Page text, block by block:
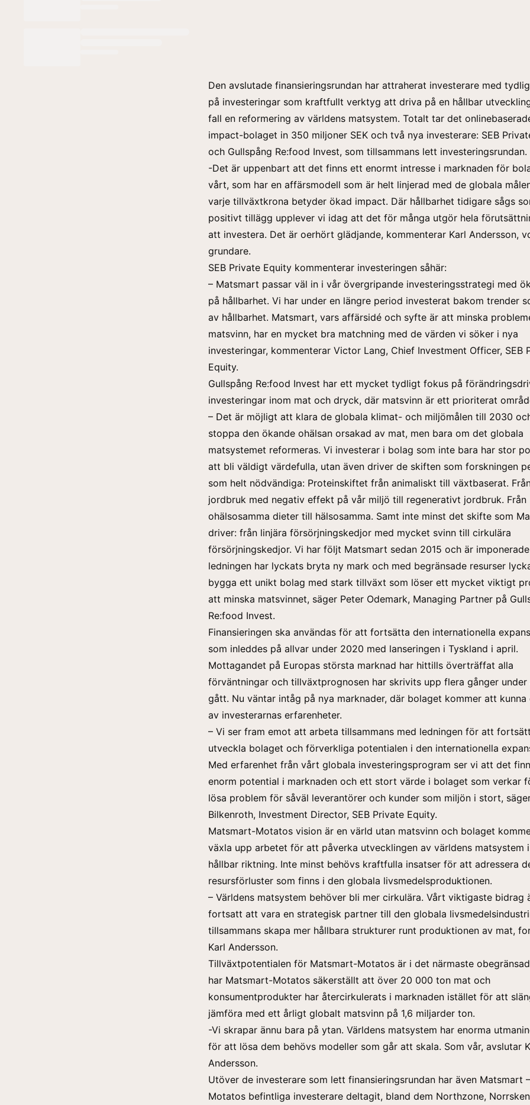
Den avslutade finansieringsrundan har attraherat investerare med
på investeringar som kraftfullt verktyg att driva på en hållbar
fall en reformering av världens matsystem. Totalt tar det
impact-bolaget in 350 miljoner SEK och två nya investerare: SEB
och Gullspång Re:food Invest, som tillsammans lett investeringsrundan.
-Det är uppenbart att det finns ett enormt intresse i marknaden för
vårt, som har en affärsmodell som är helt linjerad med de globala
varje tillväxtkrona betyder ökad impact. Där hållbarhet tidigare sågs
positivt tillägg upplever vi idag att det för många utgör hela
att investera. Det är oerhört glädjande, kommenterar Karl Andersson,
grundare.
SEB Private Equity kommenterar investeringen såhär:
– Matsmart passar väl in i vår övergripande investeringsstrategi med
på hållbarhet. Vi har under en längre period investerat bakom trender
av hållbarhet. Matsmart, vars affärsidé och syfte är att minska
matsvinn, har en mycket bra matchning med de värden vi söker i nya
investeringar, kommenterar Victor Lang, Chief Investment Officer, SEB
Equity.
Gullspång Re:food Invest har ett mycket tydligt fokus på
investeringar inom mat och dryck, där matsvinn är ett prioriterat
– Det är möjligt att klara de globala klimat- och miljömålen till 2030
stoppa den ökande ohälsan orsakad av mat, men bara om det globala
matsystemet reformeras. Vi investerar i bolag som inte bara har stor
att bli väldigt värdefulla, utan även driver de skiften som forskningen
som helt nödvändiga: Proteinskiftet från animaliskt till växtbaserat.
jordbruk med negativ effekt på vår miljö till regenerativt jordbruk. Från
ohälsosamma dieter till hälsosamma. Samt inte minst det skifte som
driver: från linjära försörjningskedjor med mycket svinn till cirkulära
försörjningskedjor. Vi har följt Matsmart sedan 2015 och är
ledningen har lyckats bryta ny mark och med begränsade resurser
bygga ett unikt bolag med stark tillväxt som löser ett mycket viktigt
att minska matsvinnet, säger Peter Odemark, Managing Partner på
Re:food Invest.
Finansieringen ska användas för att fortsätta den internationella
som inleddes på allvar under 2020 med lanseringen i Tyskland i april.
Mottagandet på Europas största marknad har hittills överträffat alla
förväntningar och tillväxtprognosen har skrivits upp flera gånger under
gått. Nu väntar intåg på nya marknader, där bolaget kommer att kunna
av investerarnas erfarenheter.
– Vi ser fram emot att arbeta tillsammans med ledningen för att
utveckla bolaget och förverkliga potentialen i den internationella
Med erfarenhet från vårt globala investeringsprogram ser vi att det
enorm potential i marknaden och ett stort värde i bolaget som verkar
lösa problem för såväl leverantörer och kunder som miljön i stort,
Bilkenroth, Investment Director, SEB Private Equity.
Matsmart-Motatos vision är en värld utan matsvinn och bolaget
växla upp arbetet för att påverka utvecklingen av världens matsystem
hållbar riktning. Inte minst behövs kraftfulla insatser för att adressera
resursförluster som finns i den globala livsmedelsproduktionen.
– Världens matsystem behöver bli mer cirkulära. Vårt viktigaste bidrag
fortsatt att vara en strategisk partner till den globala
tillsammans skapa mer hållbara strukturer runt produktionen av mat,
Karl Andersson.
Tillväxtpotentialen för Matsmart-Motatos är i det närmaste
har Matsmart-Motatos säkerställt att över 20 000 ton mat och
konsumentprodukter har återcirkulerats i marknaden istället för att
jämföra med ett årligt globalt matsvinn på 1,6 miljarder ton.
-Vi skrapar ännu bara på ytan. Världens matsystem har enorma
för att lösa dem behövs modeller som går att skala. Som vår, avslutar
Andersson.
Utöver de investerare som lett finansieringsrundan har även Matsmart –
Motatos befintliga investerare deltagit, bland dem Northzone,